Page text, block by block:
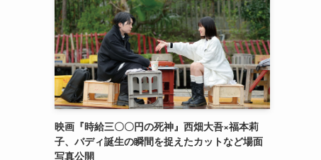
映画『時給三〇〇円の死神』西畑大吾×福本莉
子、バディ誕生の瞬間を捉えたカットなど場面
写真公開